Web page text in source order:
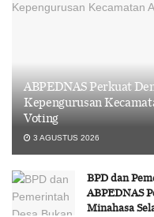
ABPEDNAS Perkuat
Kepengurusan
Voting
3 AGUSTUS 2026
BPD dan
ABPEDNAS
Minahasa